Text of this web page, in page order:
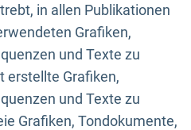
in allen Publikationen
Grafiken,
und Texte zu
erstellte Grafiken,
und Texte zu
Grafiken, Tondokumente,